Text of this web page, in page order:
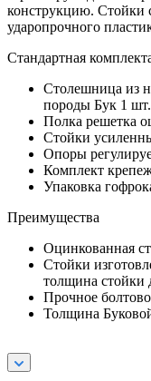
конструкцию. Стойки
ударопрочного
Стандартная
Столешница из
породы Бук 1 шт.
Полка решетка
Стойки
Опоры
Комплект
Упаковка
Преимущества
Оцинкованная
Стойки
толщина стойки
Прочное
Толщина